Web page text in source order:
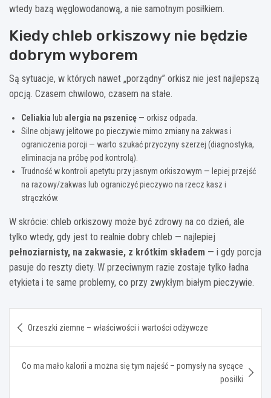
wtedy bazą węglowodanową, a nie samotnym posiłkiem.
Kiedy chleb orkiszowy nie będzie
dobrym wyborem
Są sytuacje, w których nawet „porządny” orkisz nie jest najlepszą
opcją. Czasem chwilowo, czasem na stałe.
Celiakia lub alergia na pszenicę — orkisz odpada.
Silne objawy jelitowe po pieczywie mimo zmiany na zakwas i
ograniczenia porcji — warto szukać przyczyny szerzej (diagnostyka,
eliminacja na próbę pod kontrolą).
Trudność w kontroli apetytu przy jasnym orkiszowym — lepiej przejść
na razowy/zakwas lub ograniczyć pieczywo na rzecz kasz i
strączków.
W skrócie: chleb orkiszowy może być zdrowy na co dzień, ale
tylko wtedy, gdy jest to realnie dobry chleb — najlepiej
pełnoziarnisty, na zakwasie, z krótkim składem — i gdy porcja
pasuje do reszty diety. W przeciwnym razie zostaje tylko ładna
etykieta i te same problemy, co przy zwykłym białym pieczywie.
wpisu
Orzeszki ziemne – właściwości i wartości odżywcze
Co ma mało kalorii a można się tym najeść – pomysły na sycące
posiłki